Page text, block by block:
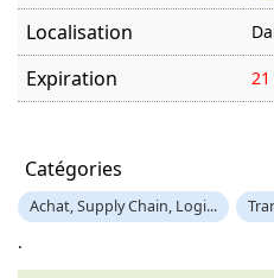
Localisation
Expiration
Catégories
Achat, Supply Chain, Logi...
.